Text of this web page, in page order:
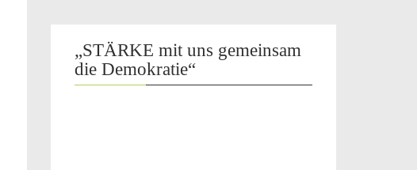
„STÄRKE mit uns gemeinsam
die Demokratie“